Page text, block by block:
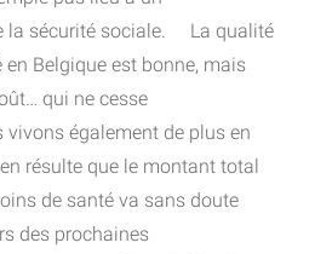
la sécurité sociale. La qualité
en Belgique est bonne, mais
qui ne cesse
vivons également de plus en
résulte que le montant total
de santé va sans doute
des prochaines